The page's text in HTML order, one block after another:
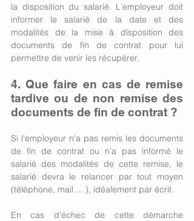
la disposition du salarié. L'employeur doit
informer le salarié de la date et des
modalités de la mise à disposition des
documents de fin de contrat pour lui
permettre de venir les récupérer.
4. Que faire en cas de remise
tardive ou de non remise des
documents de fin de contrat ?
Si l'employeur n'a pas remis les documents
de fin de contrat ou n'a pas informé le
salarié des modalités de cette remise, le
salarié devra le relancer par tout moyen
(téléphone, mail ... ), idéalement par écrit.
En cas d'échec de cette démarche